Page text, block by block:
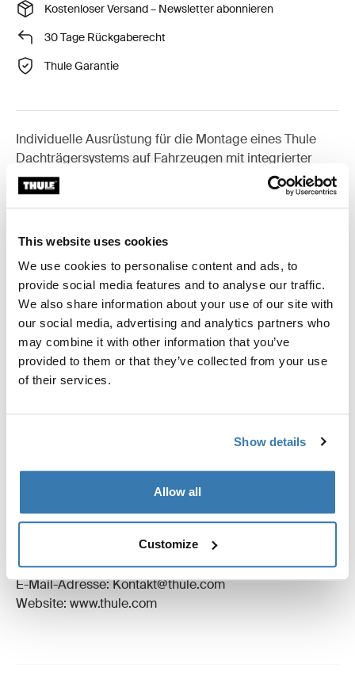
This website uses cookies
We use cookies to personalise content and ads, to
provide social media features and to analyse our traffic.
We also share information about your use of our site with
our social media, advertising and analytics partners who
may combine it with other information that you’ve
provided to them or that they’ve collected from your use
of their services.
Show details
Allow all
Customize
Kostenloser Versand – Newsletter abonnieren
30 Tage Rückgaberecht
Thule Garantie
Individuelle Ausrüstung für die Montage eines Thule
Dachträgersystems auf Fahrzeugen mit integrierter
Dachreling.
Toggle features
Alle Eigenschaften
Toggle techspec
Technische Daten
Toggle guides and instructions
Anleitung
Bewertungen
Herstellungsinformationen
Name des Herstellers: Thule Schweden
Adresse des Herstellers: Borggatan 5,
335 73 Hillerstorp, Sweden
E-Mail-Adresse: Kontakt@thule.com
Website: www.thule.com